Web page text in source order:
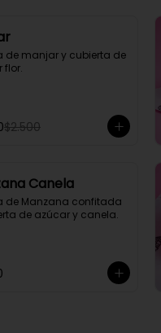
de manjar y cubierta de
flor.
$2.500
Canela
de Manzana confitada
de azúcar y canela.